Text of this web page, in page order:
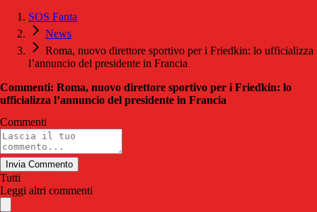
SOS Fanta
News
Roma, nuovo direttore sportivo per i Friedkin: lo ufficializza
l’annuncio del presidente in Francia
Commenti: Roma, nuovo direttore sportivo per i Friedkin: lo
ufficializza l’annuncio del presidente in Francia
Commenti
Invia Commento
Tutti
Leggi altri commenti